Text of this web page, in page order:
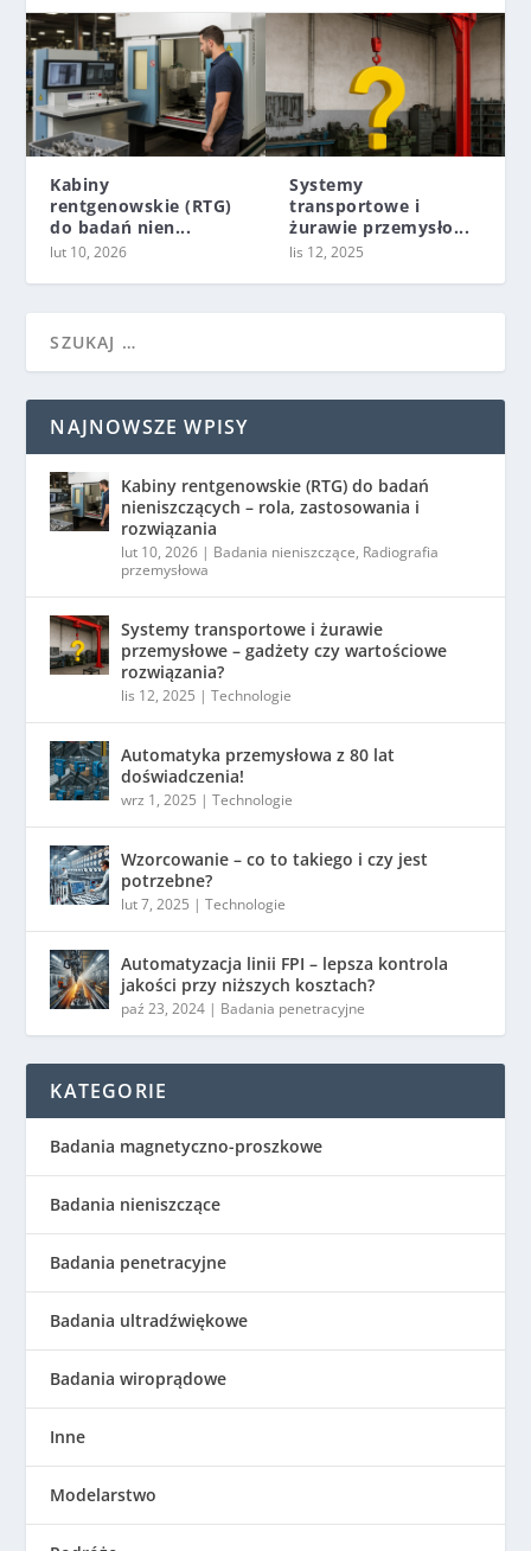
Kabiny
rentgenowskie (RTG)
do badań nien...
lut 10, 2026
Systemy
transportowe i
żurawie przemysło...
lis 12, 2025
NAJNOWSZE WPISY
Kabiny rentgenowskie (RTG) do badań
nieniszczących – rola, zastosowania i
rozwiązania
lut 10, 2026 | Badania nieniszczące, Radiografia
przemysłowa
Systemy transportowe i żurawie
przemysłowe – gadżety czy wartościowe
rozwiązania?
lis 12, 2025 |Technologie
Automatyka przemysłowa z 80 lat
doświadczenia!
wrz 1, 2025 |Technologie
Wzorcowanie – co to takiego i czy jest
potrzebne?
lut 7, 2025 |Technologie
Automatyzacja linii FPI – lepsza kontrola
jakości przy niższych kosztach?
paź 23, 2024 | Badania penetracyjne
KATEGORIE
Badania magnetyczno-proszkowe
Badania nieniszczące
Badania penetracyjne
Badania ultradźwiękowe
Badania wiroprądowe
Inne
Modelarstwo